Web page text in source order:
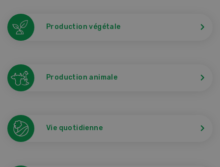
Production végétale
Production animale
Vie quotidienne